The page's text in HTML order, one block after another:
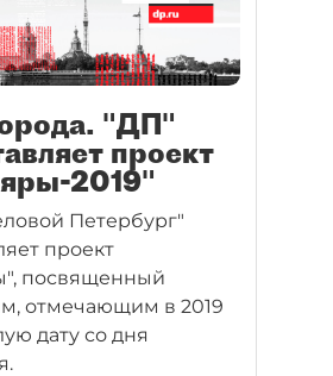
"ДП"
проект
2019"
Петербург"
проект
посвященный
отмечающим в 2019
дату со дня